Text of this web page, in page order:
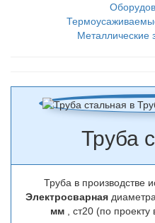
Металлические
Труба
Труба в производстве
Электросварная
мм , ст20 (по проекту